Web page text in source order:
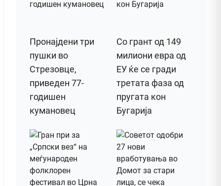
Пронајдени три
пушки во
Стрезовце,
приведен 77-
годишен
кумановец
Со грант од 149
милиони евра од
ЕУ ќе се гради
третата фаза од
пругата кон
Бугарија